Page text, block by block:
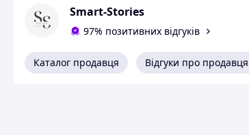
Smart-Stories
97% позитивних відгуків
Каталог продавця Відгуки про продавця